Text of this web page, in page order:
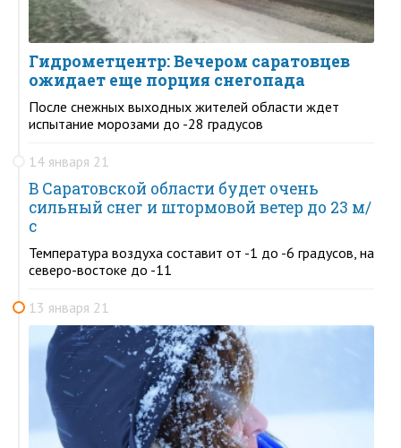
Гидрометцентр: Вечером саратовцев
ожидает еще порция снегопада
После снежных выходных жителей области ждет
испытание морозами до -28 градусов
14 января 21
В Саратовской области будет очень
сильный снег и штормовой ветер до 23 м/
с
Температура воздуха составит от -1 до -6 градусов, на
северо-востоке до -11
13 января 21